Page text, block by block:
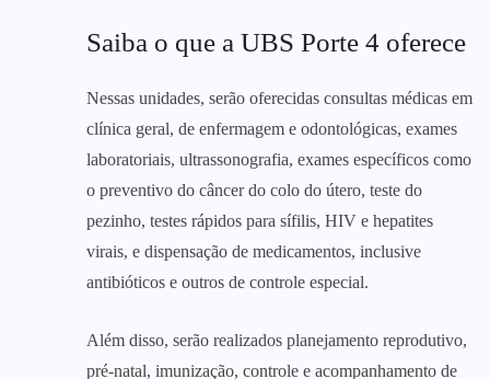
Saiba o que a UBS Porte 4 oferece
Nessas unidades, serão oferecidas consultas médicas em
clínica geral, de enfermagem e odontológicas, exames
laboratoriais, ultrassonografia, exames específicos como
o preventivo do câncer do colo do útero, teste do
pezinho, testes rápidos para sífilis, HIV e hepatites
virais, e dispensação de medicamentos, inclusive
antibióticos e outros de controle especial.
Além disso, serão realizados planejamento reprodutivo,
pré-natal, imunização, controle e acompanhamento de